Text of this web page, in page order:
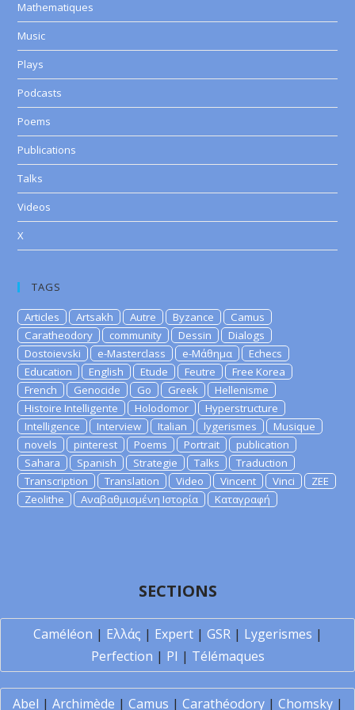
Mathematiques
Music
Plays
Podcasts
Poems
Publications
Talks
Videos
X
TAGS
Articles Artsakh Autre Byzance
Camus
Caratheodory
community Dessin
Dialogs
Dostoievski
e-Masterclass e-Μάθημα
Echecs
Education
English Etude Feutre
Free Korea
French
Genocide Go Greek
Hellenisme
Histoire Intelligente
Holodomor
Hyperstructure
Intelligence
Interview Italian lygerismes
Musique
novels
pinterest Poems Portrait
publication
Sahara
Spanish Strategie Talks
Traduction
Transcription
Translation Video Vincent Vinci
ZEE
Zeolithe
Αναβαθμισμένη Ιστορία Καταγραφή
SECTIONS
Caméléon | Ελλάς | Expert| GSR| Lygerismes |
Perfection | PI | Télémaques
Abel | Archimède | Camus | Carathéodory| Chomsky|